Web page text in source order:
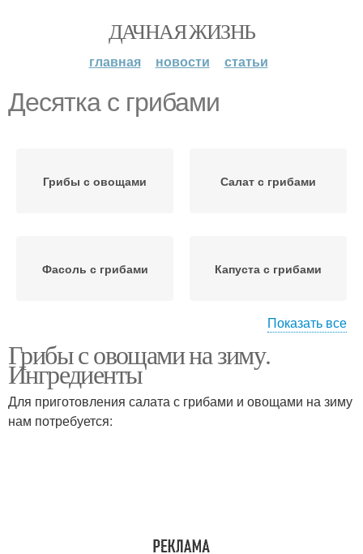
ДАЧНАЯ ЖИЗНЬ
главная новости статьи
Десятка с грибами
Грибы с овощами Салат с грибами
Фасоль с грибами Капуста с грибами
Лечо с грибами Перец с грибами
Показать все
Грибы с овощами на зиму.
Ингредиенты
Для приготовления салата с грибами и овощами на зиму
нам потребуется: